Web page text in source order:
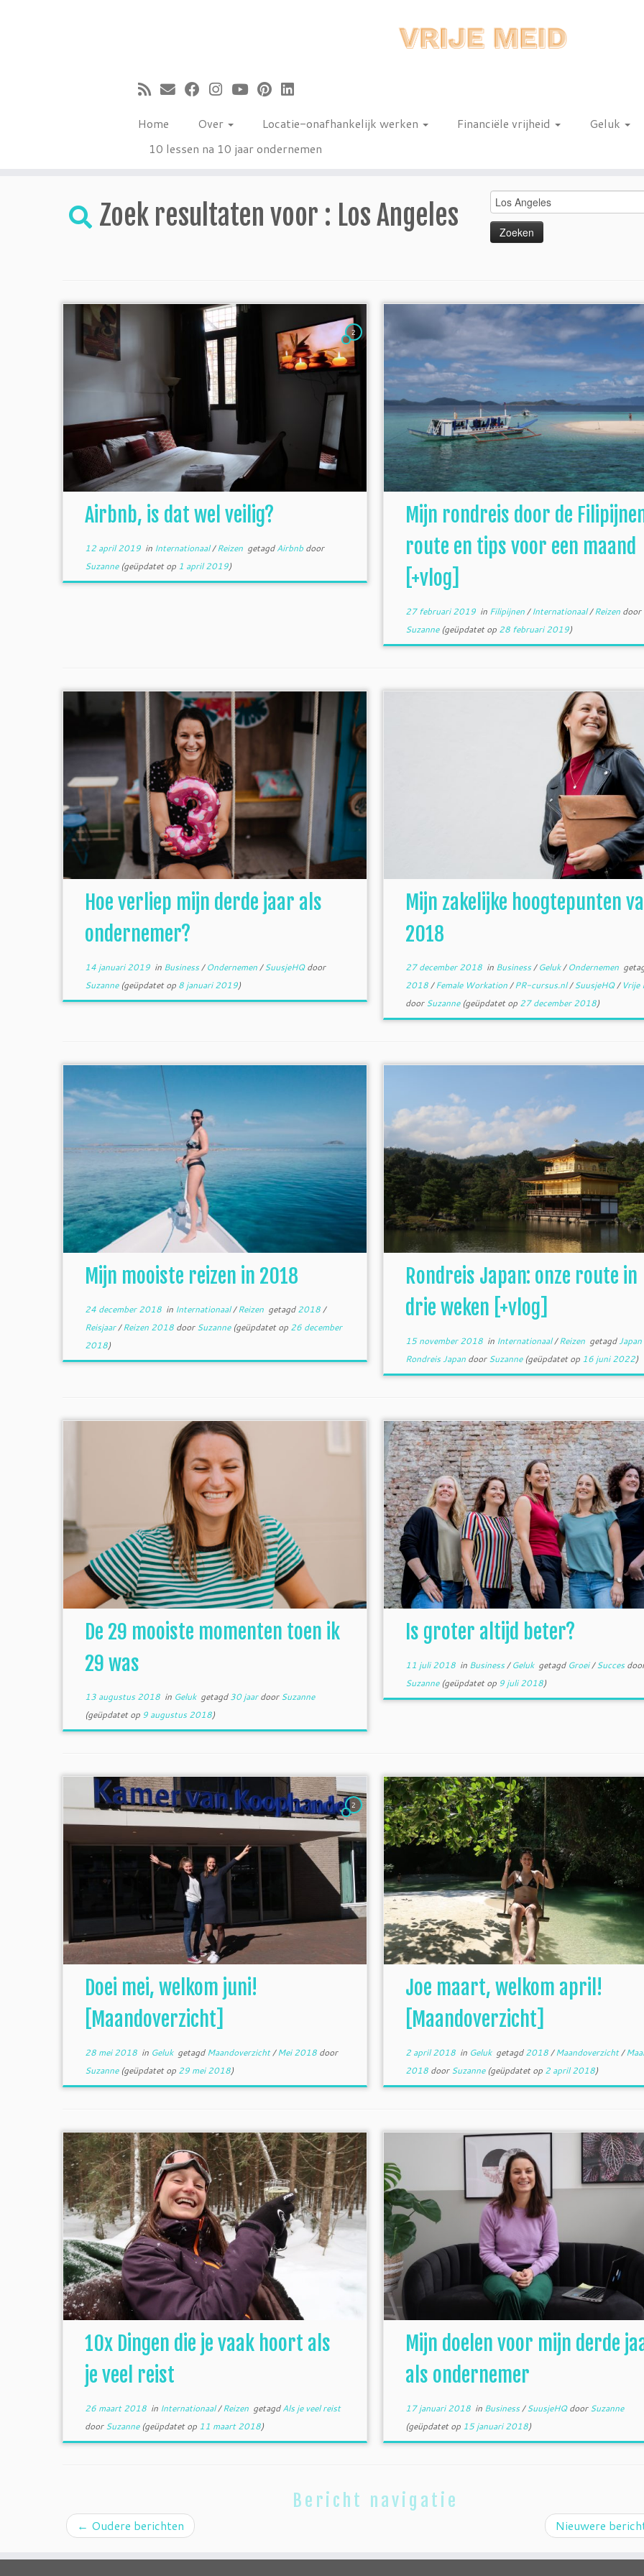
Home Over Locatie-onafhankelijk werken Financiële vrijheid
Geluk
10 lessen na 10 jaar ondernemen
Zoek resultaten voor : Los Angeles
Zoeken
naar:
2
Airbnb, is dat wel veilig?
12 april 2019in Internationaal/Reizen getagdAirbnb door
Suzanne(geüpdatet op 1 april 2019)
Mijn rondreis door de
route en tips voor een maand
[+vlog]
27 februari 2019in Filipijnen/Internationaal/Reizen door
Suzanne(geüpdatet op 28 februari 2019)
Hoe verliep mijn derde jaar als
ondernemer?
14 januari 2019in Business/Ondernemen/SuusjeHQdoor
Suzanne(geüpdatet op 8 januari 2019)
Mijn zakelijke hoogtepunten
2018
27 december 2018in Business/Geluk/Ondernemen
2018/Female Workation/PR-cursus.nl/SuusjeHQ/ Vrije
doorSuzanne(geüpdatet op 27 december 2018)
Mijn mooiste reizen in 2018
24 december 2018in Internationaal/Reizen getagd2018/
Reisjaar/Reizen 2018 doorSuzanne(geüpdatet op 26 december
2018)
Rondreis Japan: onze route in
drie weken [+vlog]
15 november 2018in Internationaal/Reizen getagdJapan
Rondreis Japan doorSuzanne(geüpdatet op 16 juni 2022)
De 29 mooiste momenten toen ik
29 was
13 augustus 2018in Geluk getagd30 jaardoorSuzanne
(geüpdatet op 9 augustus 2018)
Is groter altijd beter?
11 juli 2018in Business/Geluk getagd Groei/Succes
Suzanne(geüpdatet op 9 juli 2018)
2
Doei mei, welkom juni!
[Maandoverzicht]
28 mei 2018in Geluk getagdMaandoverzicht/Mei 2018 door
Suzanne(geüpdatet op 29 mei 2018)
Joe maart, welkom april!
[Maandoverzicht]
2 april 2018in Geluk getagd2018/Maandoverzicht/
2018 doorSuzanne(geüpdatet op 2 april 2018)
10x Dingen die je vaak hoort als
je veel reist
26 maart 2018in Internationaal/Reizen getagdAls je veel reist
doorSuzanne(geüpdatet op 11 maart 2018)
Mijn doelen voor mijn derde
als ondernemer
17 januari 2018in Business/SuusjeHQdoorSuzanne
(geüpdatet op 15 januari 2018)
Bericht navigatie
← Oudere berichten Nieuwere